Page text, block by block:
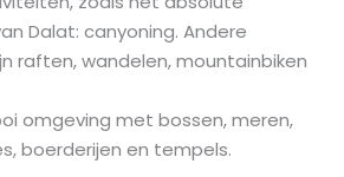
Dalat: canyoning. Andere
raften, wandelen, mountainbiken
omgeving met bossen, meren,
boerderijen en tempels.